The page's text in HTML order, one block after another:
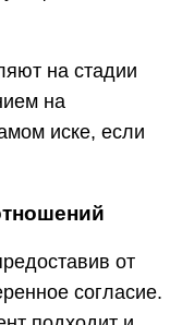
на стадии
на
иске, если
от
согласие.